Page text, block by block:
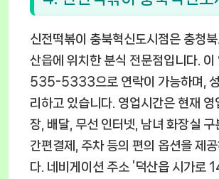
신전떡볶이 충북혁신도시점은 충청
산읍에 위치한 분식 전문점입니다.
535-5333으로 연락이 가능하며,
리하고 있습니다. 영업시간은 현재 영
장, 배달, 무선 인터넷, 남녀 화장실 구
간편결제, 주차 등의 편의 옵션을 제
다. 네비게이션 주소 ‘덕산읍 시가로